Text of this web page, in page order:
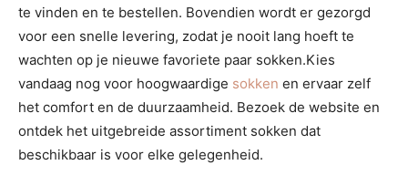
te vinden en te bestellen. Bovendien wordt er gezorgd
voor een snelle levering, zodat je nooit lang hoeft te
wachten op je nieuwe favoriete paar sokken.Kies
vandaag nog voor hoogwaardige sokken en ervaar zelf
het comfort en de duurzaamheid. Bezoek de website en
ontdek het uitgebreide assortiment sokken dat
beschikbaar is voor elke gelegenheid.